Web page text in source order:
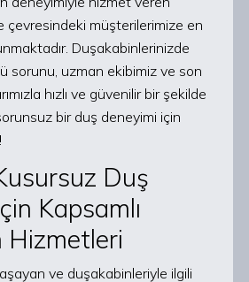
çevresindeki müşterilerimize en
Duşakabinlerinizde
sorunu, uzman ekibimiz ve son
hızlı ve güvenilir bir şekilde
bir duş deneyimi için
Duş
Kapsamlı
Hizmetleri
ve duşakabinleriyle ilgili